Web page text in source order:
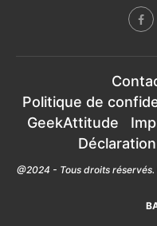
Politique de
GeekAttitude
@2024 - Tous droits